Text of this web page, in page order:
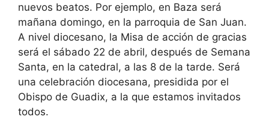
nuevos beatos. Por ejemplo, en Baza será
mañana domingo, en la parroquia de San Juan.
A nivel diocesano, la Misa de acción de gracias
será el sábado 22 de abril, después de Semana
Santa, en la catedral, a las 8 de la tarde. Será
una celebración diocesana, presidida por el
Obispo de Guadix, a la que estamos invitados
todos.